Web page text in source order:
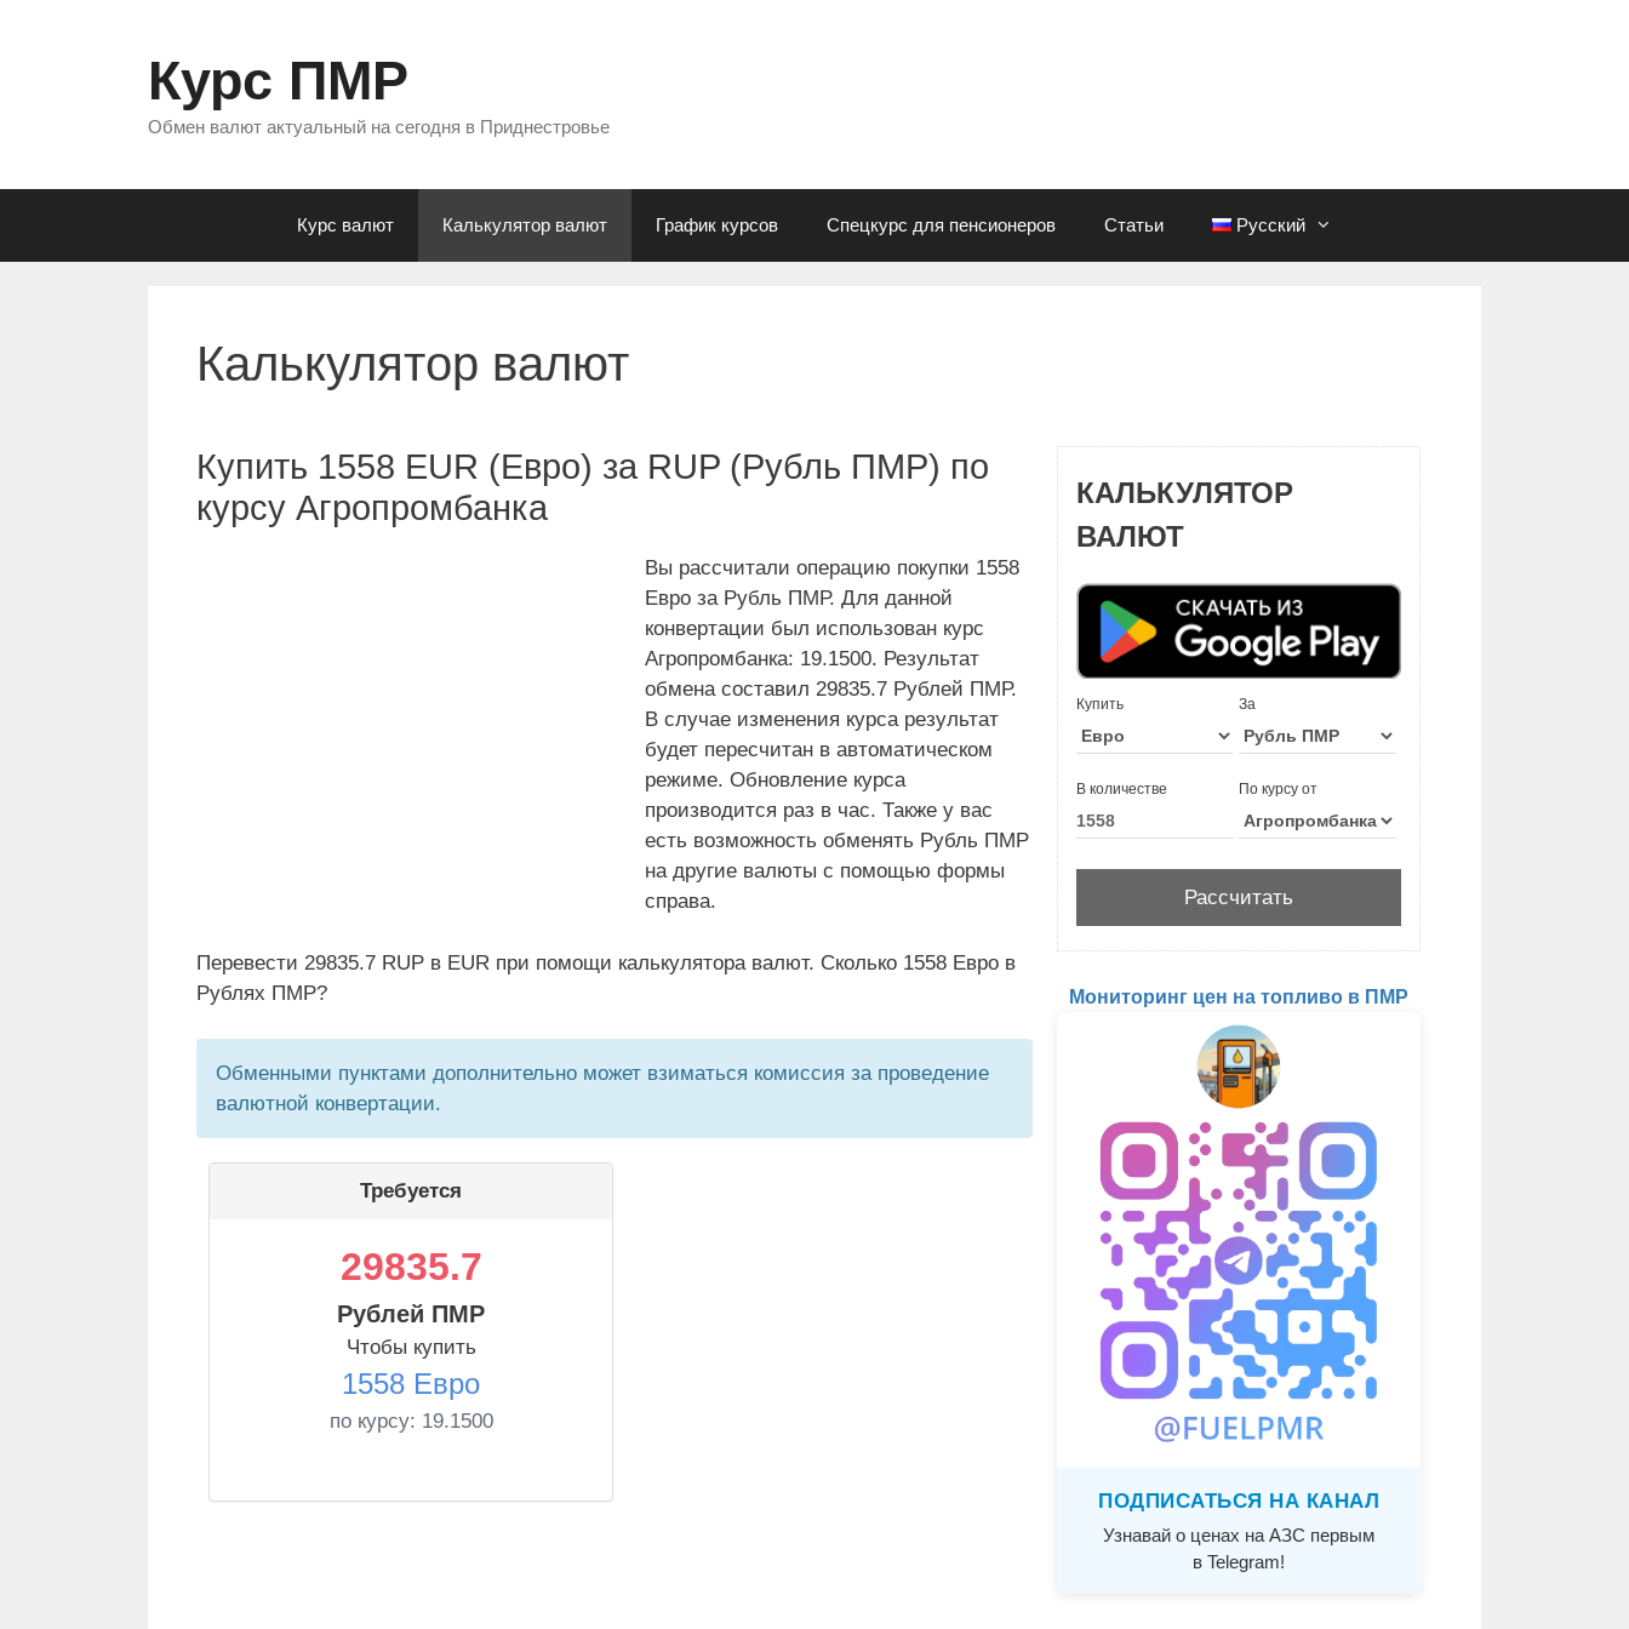
Курс ПМР
Обмен валют актуальный на сегодня в Приднестровье
Курс валют Калькулятор валют График курсов Спецкурс для пенсионеров Статьи Русский
Калькулятор валют
Купить 1558 EUR (Евро) за RUP (Рубль ПМР) по
курсу Агропромбанка
Вы рассчитали операцию покупки 1558
Евро за Рубль ПМР. Для данной
конвертации был использован курс
Агропромбанка: 19.1500. Результат
обмена составил 29835.7 Рублей ПМР.
В случае изменения курса результат
будет пересчитан в автоматическом
режиме. Обновление курса
производится раз в час. Также у вас
есть возможность обменять Рубль ПМР
на другие валюты с помощью формы
справа.
Перевести 29835.7 RUP в EUR при помощи калькулятора валют. Сколько 1558 Евро в
Рублях ПМР?
Обменными пунктами дополнительно может взиматься комиссия за проведение
валютной конвертации.
Требуется
29835.7
Рублей ПМР
Чтобы купить
1558 Евро
по курсу: 19.1500
КАЛЬКУЛЯТОР
ВАЛЮТ
Купить За
В количестве По курсу от
Мониторинг цен на топливо в ПМР
ПОДПИСАТЬСЯ НА КАНАЛ
Узнавай о ценах на АЗС первым
в Telegram!